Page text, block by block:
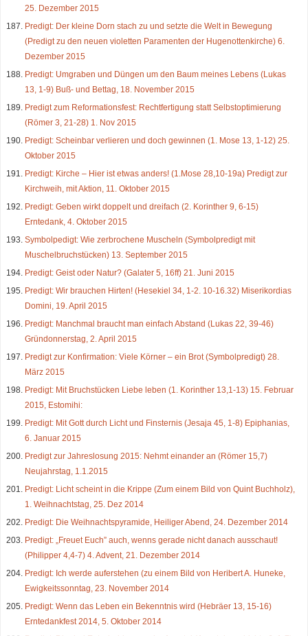
25. Dezember 2015
Predigt: Der kleine Dorn stach zu und setzte die Welt in Bewegung
(Predigt zu den neuen violetten Paramenten der Hugenottenkirche) 6.
Dezember 2015
Predigt: Umgraben und Düngen um den Baum meines Lebens (Lukas
13, 1-9) Buß- und Bettag, 18. November 2015
Predigt zum Reformationsfest: Rechtfertigung statt Selbstoptimierung
(Römer 3, 21-28) 1. Nov 2015
Predigt: Scheinbar verlieren und doch gewinnen (1. Mose 13, 1-12) 25.
Oktober 2015
Predigt: Kirche – Hier ist etwas anders! (1.Mose 28,10-19a) Predigt zur
Kirchweih, mit Aktion, 11. Oktober 2015
Predigt: Geben wirkt doppelt und dreifach (2. Korinther 9, 6-15)
Erntedank, 4. Oktober 2015
Symbolpedigt: Wie zerbrochene Muscheln (Symbolpredigt mit
Muschelbruchstücken) 13. September 2015
Predigt: Geist oder Natur? (Galater 5, 16ff) 21. Juni 2015
Predigt: Wir brauchen Hirten! (Hesekiel 34, 1-2. 10-16.32) Miserikordias
Domini, 19. April 2015
Predigt: Manchmal braucht man einfach Abstand (Lukas 22, 39-46)
Gründonnerstag, 2. April 2015
Predigt zur Konfirmation: Viele Körner – ein Brot (Symbolpredigt) 28.
März 2015
Predigt: Mit Bruchstücken Liebe leben (1. Korinther 13,1-13) 15. Februar
2015, Estomihi:
Predigt: Mit Gott durch Licht und Finsternis (Jesaja 45, 1-8) Epiphanias,
6. Januar 2015
Predigt zur Jahreslosung 2015: Nehmt einander an (Römer 15,7)
Neujahrstag, 1.1.2015
Predigt: Licht scheint in die Krippe (Zum einem Bild von Quint Buchholz),
1. Weihnachtstag, 25. Dez 2014
Predigt: Die Weihnachtspyramide, Heiliger Abend, 24. Dezember 2014
Predigt: „Freuet Euch” auch, wenns gerade nicht danach ausschaut!
(Philipper 4,4-7) 4. Advent, 21. Dezember 2014
Predigt: Ich werde auferstehen (zu einem Bild von Heribert A. Huneke,
Ewigkeitssonntag, 23. November 2014
Predigt: Wenn das Leben ein Bekenntnis wird (Hebräer 13, 15-16)
Erntedankfest 2014, 5. Oktober 2014